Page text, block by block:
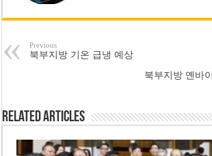
Previous
북부지방 기온 급냉 예상
북부지방 옌바
Related Articles